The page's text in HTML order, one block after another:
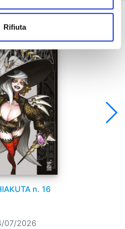
Rifiutaprova anche:
n. 16
07/2026